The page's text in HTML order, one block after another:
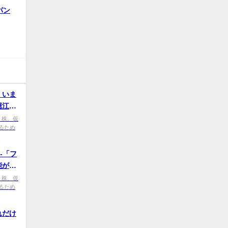
ン
ま
江貴
株、仮
ため
「フ
が目
株、仮
ため
だけ